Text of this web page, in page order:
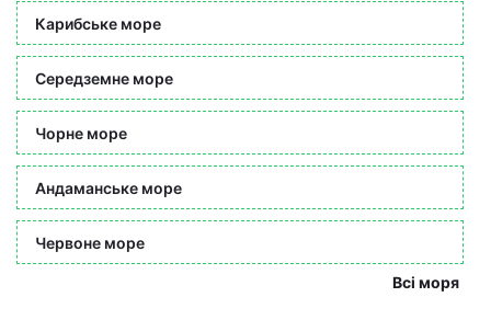
Карибське море
Середземне море
Чорне море
Андаманське море
Червоне море
Всі моря